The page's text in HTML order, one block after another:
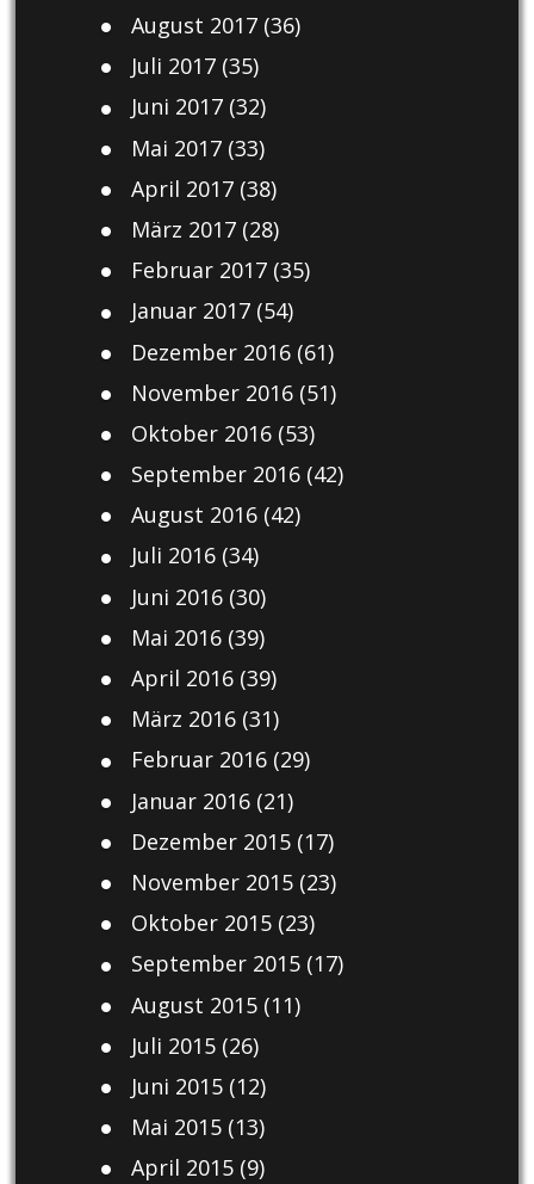
August 2017(36)
Juli 2017(35)
Juni 2017(32)
Mai 2017(33)
April 2017(38)
März 2017(28)
Februar 2017(35)
Januar 2017(54)
Dezember 2016(61)
November 2016(51)
Oktober 2016(53)
September 2016(42)
August 2016(42)
Juli 2016(34)
Juni 2016(30)
Mai 2016(39)
April 2016(39)
März 2016(31)
Februar 2016(29)
Januar 2016(21)
Dezember 2015(17)
November 2015(23)
Oktober 2015(23)
September 2015(17)
August 2015(11)
Juli 2015(26)
Juni 2015(12)
Mai 2015(13)
April 2015(9)